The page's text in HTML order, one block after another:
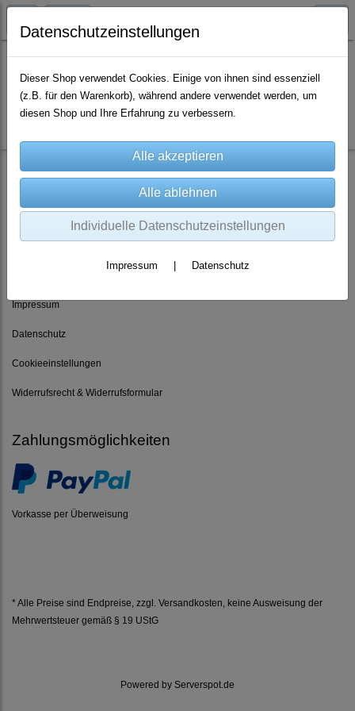
Es wurden leider keine Produkte gefunden.
Rechtliches
Impressum
Datenschutz
Cookieeinstellungen
Widerrufsrecht & Widerrufsformular
Zahlungsmöglichkeiten
Vorkasse per Überweisung
* Alle Preise sind Endpreise, zzgl. Versandkosten , keine Ausweisung der
Mehrwertsteuer gemäß § 19 UStG
Powered by Serverspot.de
Datenschutzeinstellungen
Dieser Shop verwendet Cookies. Einige von ihnen sind essenziell
(z.B. für den Warenkorb), während andere verwendet werden, um
diesen Shop und Ihre Erfahrung zu verbessern.
Individuelle Datenschutzeinstellungen
Impressum Datenschutz